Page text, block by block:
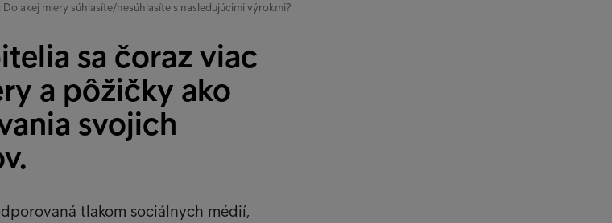
akej miery súhlasíte/nesúhlasíte s nasledujúcimi výrokmi?
sa čoraz viac
a pôžičky ako
svojich
tlakom sociálnych médií,